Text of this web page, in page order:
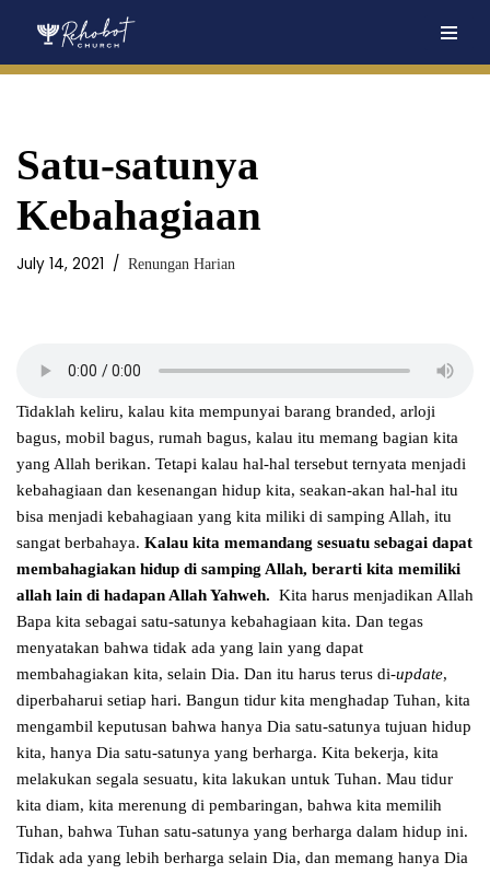
Satu-satunya
Kebahagiaan
July 14, 2021 Renungan Harian
Tidaklah keliru, kalau kita mempunyai barang branded, arloji
bagus, mobil bagus, rumah bagus, kalau itu memang bagian kita
yang Allah berikan. Tetapi kalau hal-hal tersebut ternyata menjadi
kebahagiaan dan kesenangan hidup kita, seakan-akan hal-hal itu
bisa menjadi kebahagiaan yang kita miliki di samping Allah, itu
sangat berbahaya. Kalau kita memandang sesuatu sebagai dapat
membahagiakan hidup di samping Allah, berarti kita memiliki
allah lain di hadapan Allah Yahweh. Kita harus menjadikan Allah
Bapa kita sebagai satu-satunya kebahagiaan kita. Dan tegas
menyatakan bahwa tidak ada yang lain yang dapat
membahagiakan kita, selain Dia. Dan itu harus terus di-update,
diperbaharui setiap hari. Bangun tidur kita menghadap Tuhan, kita
mengambil keputusan bahwa hanya Dia satu-satunya tujuan hidup
kita, hanya Dia satu-satunya yang berharga. Kita bekerja, kita
melakukan segala sesuatu, kita lakukan untuk Tuhan. Mau tidur
kita diam, kita merenung di pembaringan, bahwa kita memilih
Tuhan, bahwa Tuhan satu-satunya yang berharga dalam hidup ini.
Tidak ada yang lebih berharga selain Dia, dan memang hanya Dia